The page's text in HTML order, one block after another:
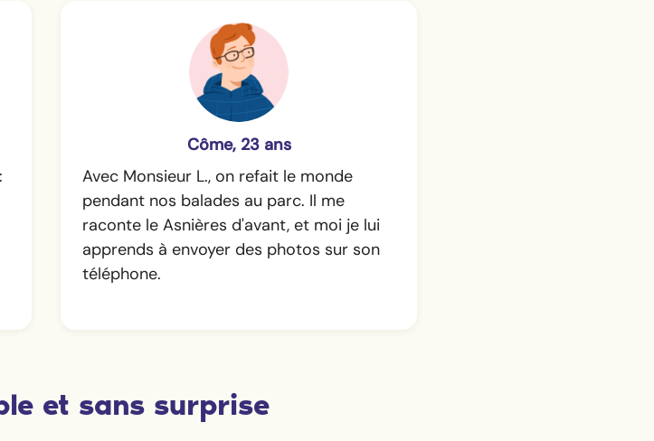
Côme, 23 ans
Avec Monsieur L., on refait le monde
pendant nos balades au parc. Il me
raconte le Asnières d'avant, et moi je lui
apprends à envoyer des photos sur son
téléphone.
et sans surprise